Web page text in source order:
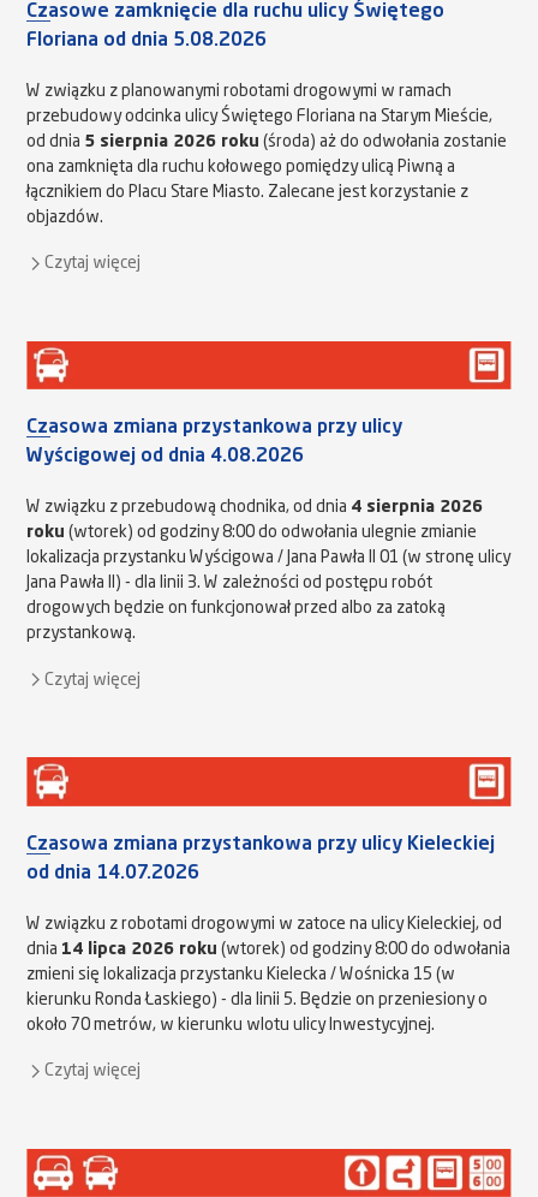
Czasowe zamknięcie dla ruchu ulicy Świętego
Floriana od dnia 5.08.2026
W związku z planowanymi robotami drogowymi w ramach
przebudowy odcinka ulicy Świętego Floriana na Starym Mieście,
od dnia 5 sierpnia 2026 roku (środa) aż do odwołania zostanie
ona zamknięta dla ruchu kołowego pomiędzy ulicą Piwną a
łącznikiem do Placu Stare Miasto. Zalecane jest korzystanie z
objazdów.
Czytaj więcej
Czasowa zmiana przystankowa przy ulicy
Wyścigowej od dnia 4.08.2026
W związku z przebudową chodnika, od dnia 4 sierpnia 2026
roku (wtorek) od godziny 8:00 do odwołania ulegnie zmianie
lokalizacja przystanku Wyścigowa / Jana Pawła II 01 (w stronę ulicy
Jana Pawła II) - dla linii 3. W zależności od postępu robót
drogowych będzie on funkcjonował przed albo za zatoką
przystankową.
Czytaj więcej
Czasowa zmiana przystankowa przy ulicy Kieleckiej
od dnia 14.07.2026
W związku z robotami drogowymi w zatoce na ulicy Kieleckiej, od
dnia 14 lipca 2026 roku (wtorek) od godziny 8:00 do odwołania
zmieni się lokalizacja przystanku Kielecka / Wośnicka 15 (w
kierunku Ronda Łaskiego) - dla linii 5. Będzie on przeniesiony o
około 70 metrów, w kierunku wlotu ulicy Inwestycyjnej.
Czytaj więcej